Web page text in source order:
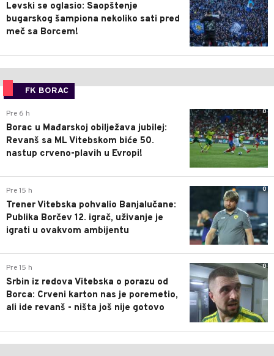
Levski se oglasio: Saopštenje
bugarskog šampiona nekoliko sati pred
meč sa Borcem!
FK BORAC
0
Pre 6 h
Borac u Mađarskoj obilježava jubilej:
Revanš sa ML Vitebskom biće 50.
nastup crveno-plavih u Evropi!
0
Pre 15 h
Trener Vitebska pohvalio Banjalučane:
Publika Borčev 12. igrač, uživanje je
igrati u ovakvom ambijentu
0
Pre 15 h
Srbin iz redova Vitebska o porazu od
Borca: Crveni karton nas je poremetio,
ali ide revanš - ništa još nije gotovo